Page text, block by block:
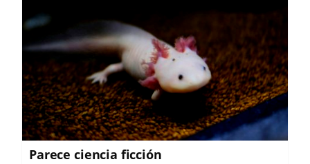
Parece ciencia ficción